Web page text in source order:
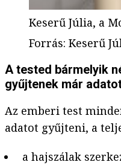
Keserű Júlia, a
Forrás: Keserű
A tested bármelyik
gyűjtenek már
Az emberi test
adatot gyűjteni, a
a hajszálak